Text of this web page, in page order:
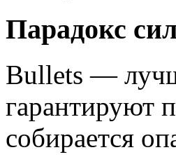
Парадокс
Bullets —
гарантируют
собирается